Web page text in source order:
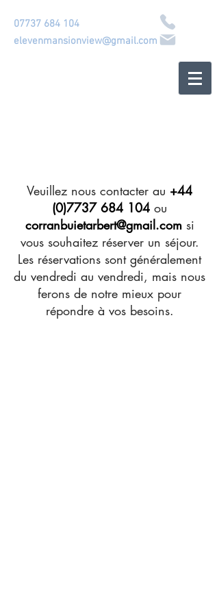
07737 684 104
elevenmansionview@gmail.com
Veuillez nous contacter au +44
(0)7737 684 104 ou
corranbuietarbert@gmail.com si
vous souhaitez réserver un séjour.
Les réservations sont généralement
du vendredi au vendredi, mais nous
ferons de notre mieux pour
répondre à vos besoins.